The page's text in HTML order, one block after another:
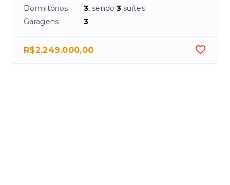
Dormitórios 3, sendo3 suítes
Garagens
3
R$2.249.000,00